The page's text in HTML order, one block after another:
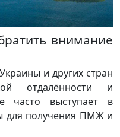
внимание
и других стран
отдалённости и
часто выступает в
для получения ПМЖ и